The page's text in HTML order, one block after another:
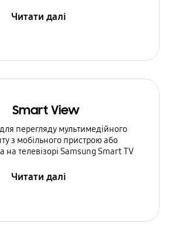
Читати далі
Smart View
перегляду мультимедійного
з мобільного пристрою або
на телевізорі Samsung Smart TV
Читати далі